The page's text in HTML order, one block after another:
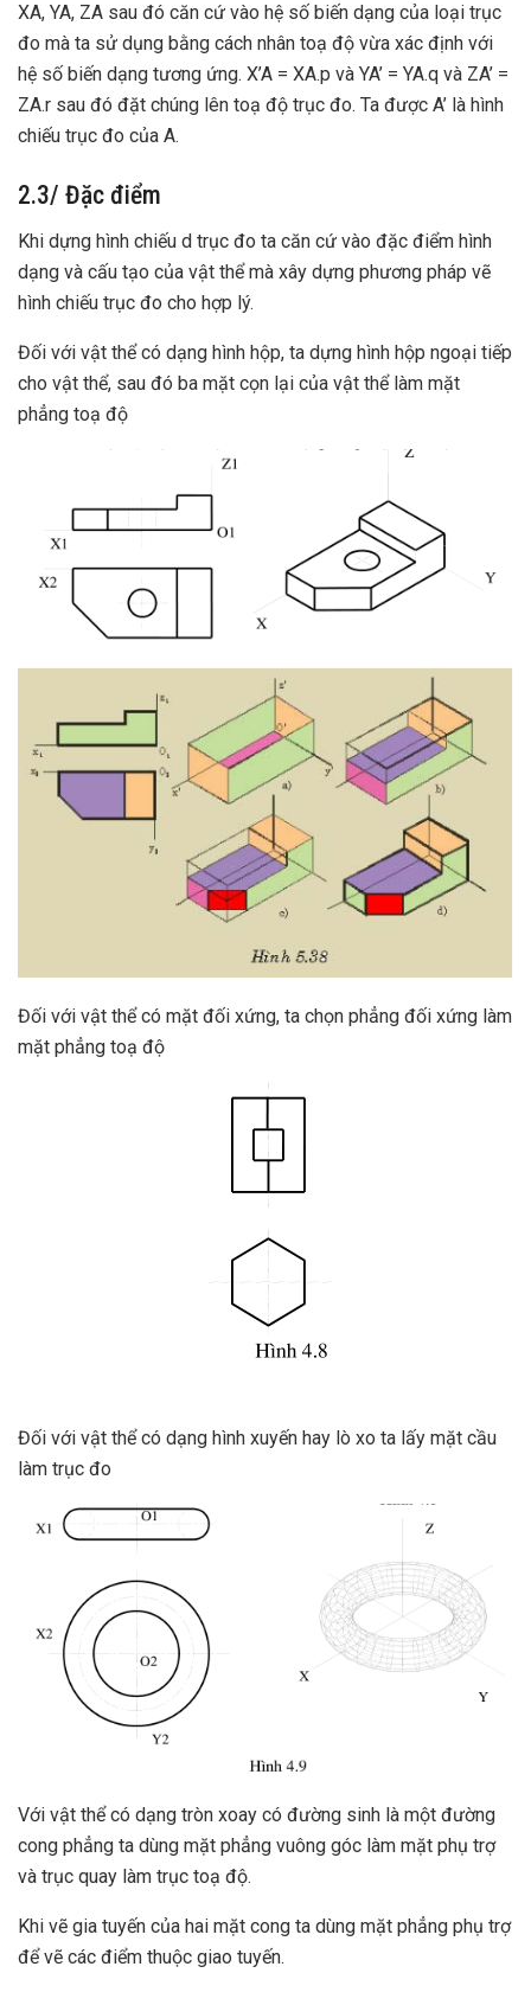
XA, YA, ZA sau đó căn cứ vào hệ số biến dạng của loại trục
đo mà ta sử dụng bằng cách nhân toạ độ vừa xác định với
hệ số biến dạng tương ứng. X’A = XA.p và YA’ = YA.q và ZA’ =
ZA.r sau đó đặt chúng lên toạ độ trục đo. Ta được A’ là hình
chiếu trục đo của A.
2.3/ Đặc điểm
Khi dựng hình chiếu d trục đo ta căn cứ vào đặc điểm hình
dạng và cấu tạo của vật thể mà xây dựng phương pháp vẽ
hình chiếu trục đo cho hợp lý.
Đối với vật thể có dạng hình hộp, ta dựng hình hộp ngoại tiếp
cho vật thể, sau đó ba mặt cọn lại của vật thể làm mặt
phẳng toạ độ
Đối với vật thể có mặt đối xứng, ta chọn phẳng đối xứng làm
mặt phẳng toạ độ
Đối với vật thể có dạng hình xuyến hay lò xo ta lấy mặt cầu
làm trục đo
Với vật thể có dạng tròn xoay có đường sinh là một đường
cong phẳng ta dùng mặt phẳng vuông góc làm mặt phụ trợ
và trục quay làm trục toạ độ.
Khi vẽ gia tuyến của hai mặt cong ta dùng mặt phẳng phụ trợ
để vẽ các điểm thuộc giao tuyến.